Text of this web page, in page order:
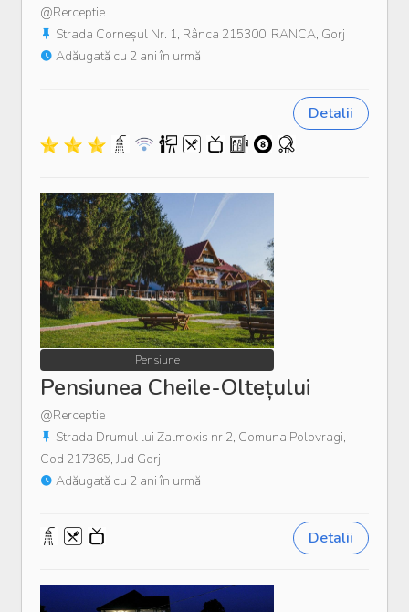
@Rerceptie
Strada Corneșul Nr. 1, Rânca 215300, RANCA, Gorj
Adăugată cu 2 ani în urmă
Detalii
Pensiune
Pensiunea Cheile-Oltețului
@Rerceptie
Strada Drumul lui Zalmoxis nr 2, Comuna Polovragi,
Cod 217365, Jud Gorj
Adăugată cu 2 ani în urmă
Detalii